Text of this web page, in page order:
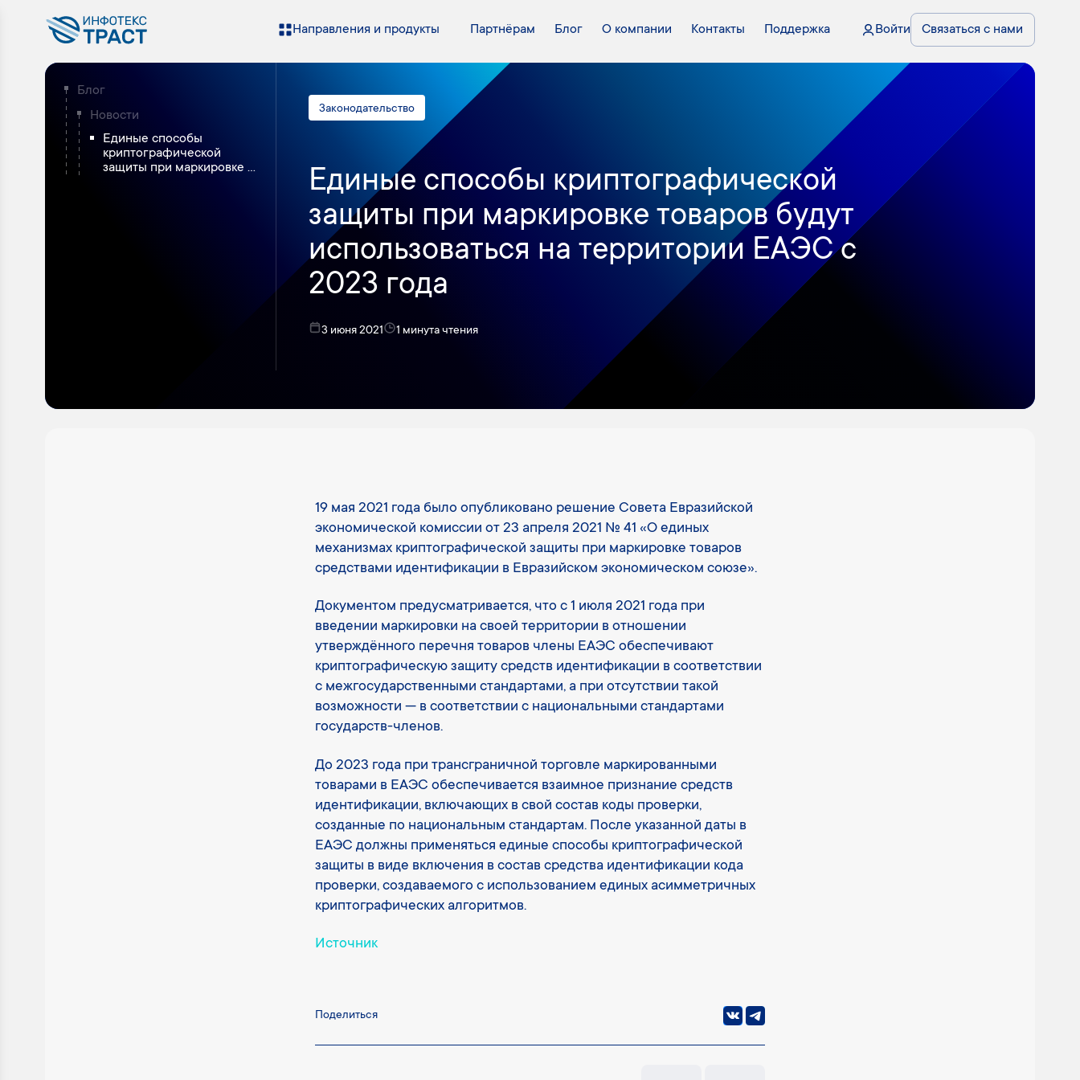
Направления и продукты Партнёрам Блог О компании Контакты Поддержка Войти Связаться с нами
Блог
Новости
Единые способы
криптографической
защиты при маркировке ...
Законодательство
Единые способы криптографической
защиты при маркировке товаров будут
использоваться на территории ЕАЭС с
2023 года
3 июня 2021 1 минута чтения
19 мая 2021 года было опубликовано решение Совета Евразийской
экономической комиссии от 23 апреля 2021 № 41 «О единых
механизмах криптографической защиты при маркировке товаров
средствами идентификации в Евразийском экономическом союзе».
Документом предусматривается, что с 1 июля 2021 года при
введении маркировки на своей территории в отношении
утверждённого перечня товаров члены ЕАЭС обеспечивают
криптографическую защиту средств идентификации в соответствии
с межгосударственными стандартами, а при отсутствии такой
возможности — в соответствии с национальными стандартами
государств-членов.
До 2023 года при трансграничной торговле маркированными
товарами в ЕАЭС обеспечивается взаимное признание средств
идентификации, включающих в свой состав коды проверки,
созданные по национальным стандартам. После указанной даты в
ЕАЭС должны применяться единые способы криптографической
защиты в виде включения в состав средства идентификации кода
проверки, создаваемого с использованием единых асимметричных
криптографических алгоритмов.
Источник
Поделиться